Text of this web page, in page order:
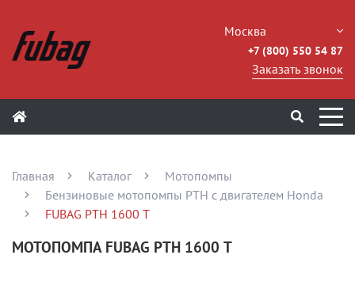
Москва
+7 (800) 550 54 87
Заказать звонок
Главная Каталог
Мотопомпы
Бензиновые мотопомпы PTH с двигателем Honda
FUBAG PTH 1600 Т
МОТОПОМПА FUBAG PTH 1600 Т